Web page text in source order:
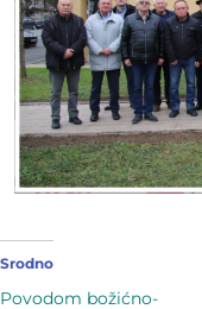
Srodno
Povodom božićno-